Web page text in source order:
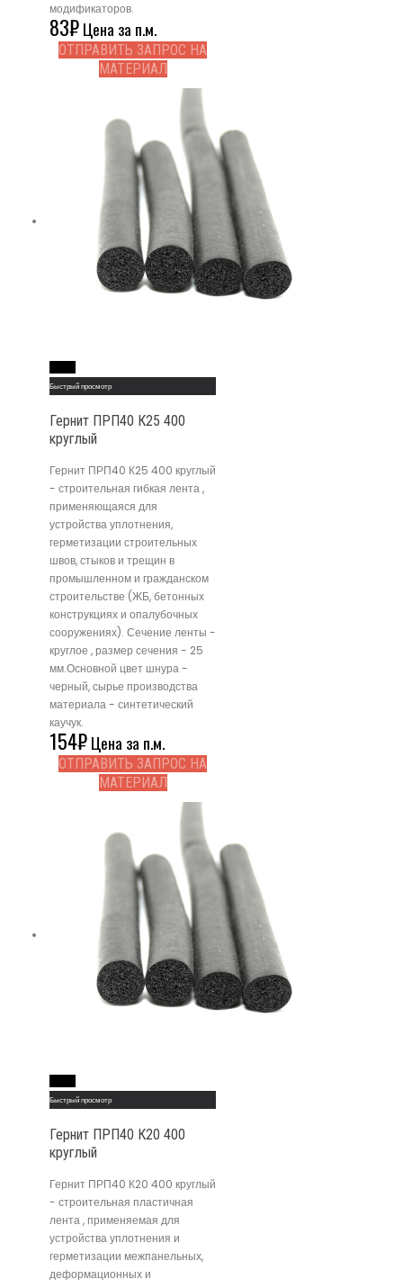
модификаторов.
83₽Цена за п.м.
ОТПРАВИТЬ ЗАПРОС НА
МАТЕРИАЛ
Быстрый просмотр
Гернит ПРП40 К25 400
круглый
Гернит ПРП40 К25 400 круглый
- строительная гибкая лента ,
применяющаяся для
устройства уплотнения,
герметизации строительных
швов, стыков и трещин в
промышленном и гражданском
строительстве (ЖБ, бетонных
конструкциях и опалубочных
сооружениях). Сечение ленты -
круглое , размер сечения - 25
мм.Основной цвет шнура -
черный, сырье производства
материала - синтетический
каучук.
154₽Цена за п.м.
ОТПРАВИТЬ ЗАПРОС НА
МАТЕРИАЛ
Быстрый просмотр
Гернит ПРП40 К20 400
круглый
Гернит ПРП40 К20 400 круглый
- строительная пластичная
лента , применяемая для
устройства уплотнения и
герметизации межпанельных,
деформационных и